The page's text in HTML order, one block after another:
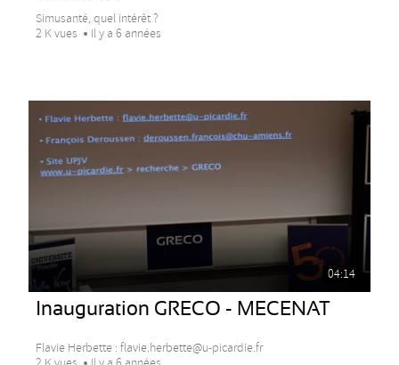
Simusanté, quel intérêt ?
2 K vues
Il y a 6 années
04:14
Inauguration GRECO - MECENAT
Flavie Herbette : flavie.herbette@u-picardie.fr